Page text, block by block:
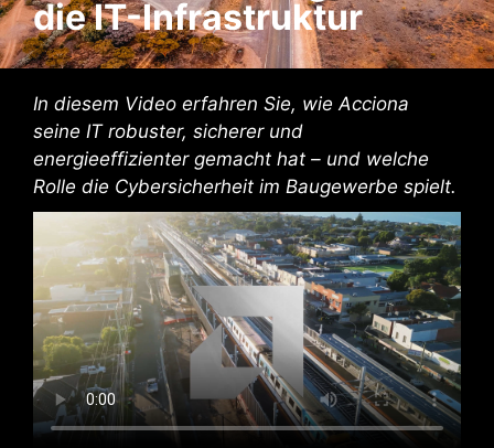
die IT-Infrastruktur
In diesem Video erfahren Sie, wie Acciona
seine IT robuster, sicherer und
energieeffizienter gemacht hat – und welche
Rolle die Cybersicherheit im Baugewerbe spielt.